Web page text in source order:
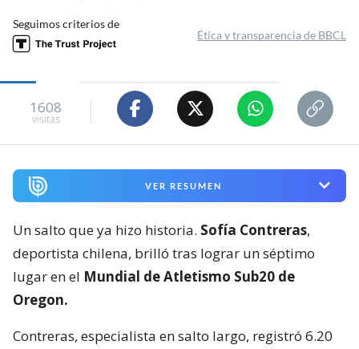
Seguimos criterios de
Ética y transparencia de BBCL
1608
visitas
VER RESUMEN
Un salto que ya hizo historia. Sofía Contreras,
deportista chilena, brilló tras lograr un séptimo
lugar en el Mundial de Atletismo Sub20 de
Oregon.
Contreras, especialista en salto largo, registró 6.20